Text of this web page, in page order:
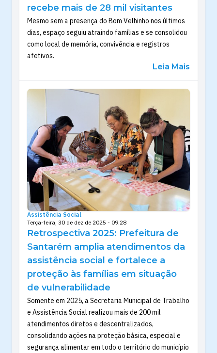
recebe mais de 28 mil visitantes
Mesmo sem a presença do Bom Velhinho nos últimos
dias, espaço seguiu atraindo famílias e se consolidou
como local de memória, convivência e registros
afetivos.
Leia Mais
Assistência Social
Terça-feira, 30 de dez de 2025 - 09:28
Retrospectiva 2025: Prefeitura de
Santarém amplia atendimentos da
assistência social e fortalece a
proteção às famílias em situação
de vulnerabilidade
Somente em 2025, a Secretaria Municipal de Trabalho
e Assistência Social realizou mais de 200 mil
atendimentos diretos e descentralizados,
consolidando ações na proteção básica, especial e
segurança alimentar em todo o território do município